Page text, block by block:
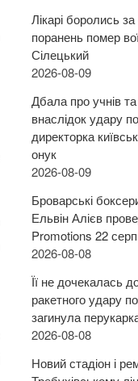
Лікарі боролись
поранень помер
Сілецький
2026-08-09
Дбала про учнів та
внаслідок удару
директорка
онук
2026-08-09
Броварські
Ельвін Алієв
Promotions 22
2026-08-08
Її не дочекалась
ракетного удару
загинула
2026-08-08
Новий стадіон і